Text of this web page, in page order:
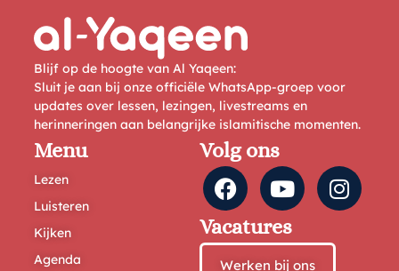
Blijf op de hoogte van Al Yaqeen:
Sluit je aan bij onze officiële WhatsApp-groep voor
updates over lessen, lezingen, livestreams en
herinneringen aan belangrijke islamitische momenten.
Menu
Lezen
Luisteren
Kijken
Agenda
Volg ons
Vacatures
Werken bij ons